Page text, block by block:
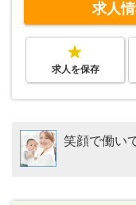
求人
求人を保存
笑顔で働い